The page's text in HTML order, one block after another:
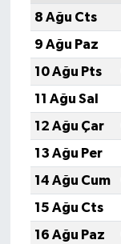
8 Ağu Cts
9 Ağu Paz
10 Ağu Pts
11 Ağu Sal
12 Ağu Çar
13 Ağu Per
14 Ağu Cum
15 Ağu Cts
16 Ağu Paz